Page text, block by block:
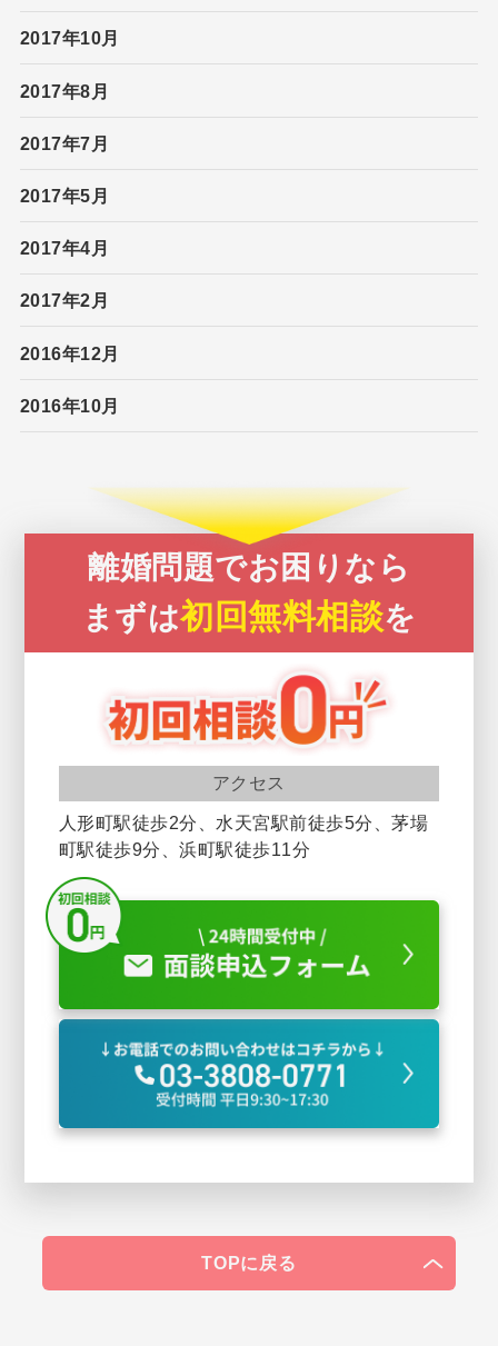
2017年10月
2017年8月
2017年7月
2017年5月
2017年4月
2017年2月
2016年12月
2016年10月
離婚問題でお困りなら
まずは初回無料相談を
アクセス
人形町駅徒歩2分、水天宮駅前徒歩5分、茅場
町駅徒歩9分、浜町駅徒歩11分
TOPに戻る